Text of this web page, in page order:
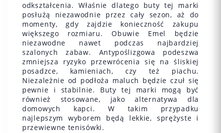
odkształcenia. Właśnie dlatego buty tej marki
posłużą niezawodnie przez cały sezon, aż do
momenty, gdy zajdzie konieczność zakupu
większego rozmiaru. Obuwie Emel będzie
niezawodne nawet podczas najbardziej
szalonych zabaw. Antypoślizgowa podeszwa
zmniejsza ryzyko przewrócenia się na śliskiej
posadzce, kamieniach, czy też piachu.
Niezależnie od podłoża maluch będzie czuł się
pewnie i stabilnie. Buty tej marki mogą być
również stosowane, jako alternatywa dla
domowych kapci. W takim przypadku
najlepszym wyborem będą lekkie, sprężyste i
przewiewne tenisówki.